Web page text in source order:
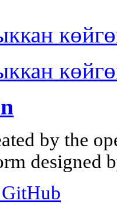
by the
designed